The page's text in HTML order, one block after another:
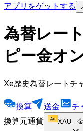
アプリをゲットする
為替レー
ピー金オ
Xe歴史為替レートチ
換算 送金 チ
換算元通貨
XAU -